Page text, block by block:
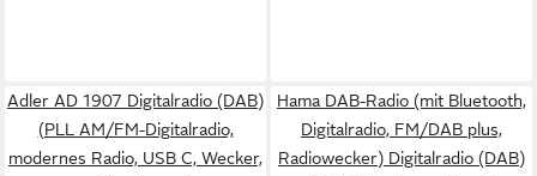
Adler AD 1907 Digitalradio (DAB)
(PLL AM/FM-Digitalradio,
modernes Radio, USB C, Wecker,
Hama DAB-Radio (mit Bluetooth,
Digitalradio, FM/DAB plus,
Radiowecker) Digitalradio (DAB)